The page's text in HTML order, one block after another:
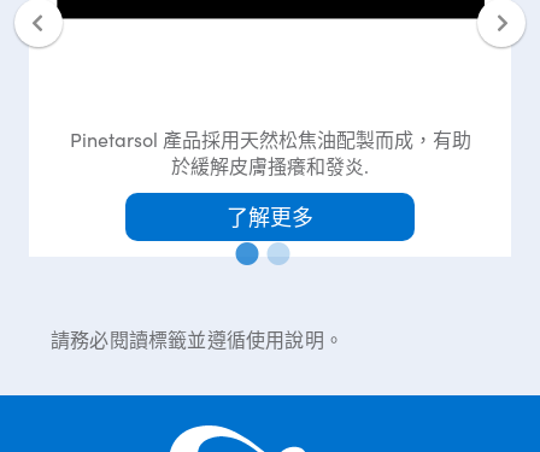
Pinetarsol 產品採用天然松焦油配製而成，有助
於緩解皮膚搔癢和發炎.
了解更多
請務必閱讀標籤並遵循使用說明。